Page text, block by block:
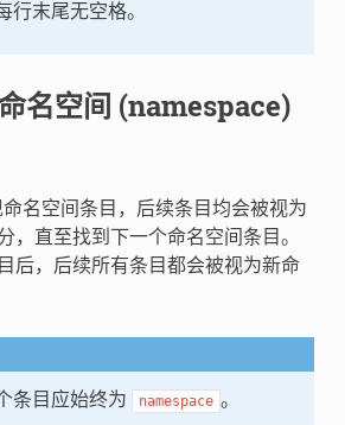
行末尾无空格。
名空间 (namespace)
名空间条目，后续条目均会被视为
，直至找到下一个命名空间条目。
后，后续所有条目都会被视为新命
条目应始终为 namespace 。